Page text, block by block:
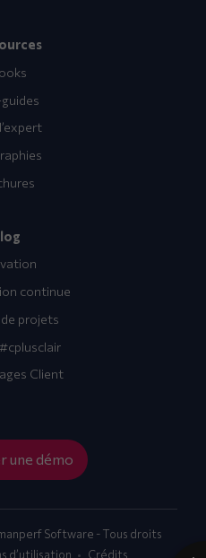
continue
projets
Client
une démo
Software - Tous droits
d’utilisation Crédits